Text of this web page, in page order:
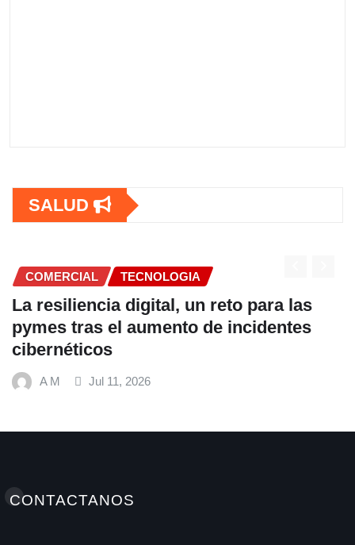
SALUD
las
COMERCIAL
Fundación Ficohsa fortalece
alimentación escolar y
hábitos saludables junto al